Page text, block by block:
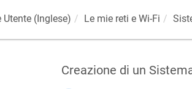
Utente (Inglese) Le mie reti e Wi-Fi
Creazione di un